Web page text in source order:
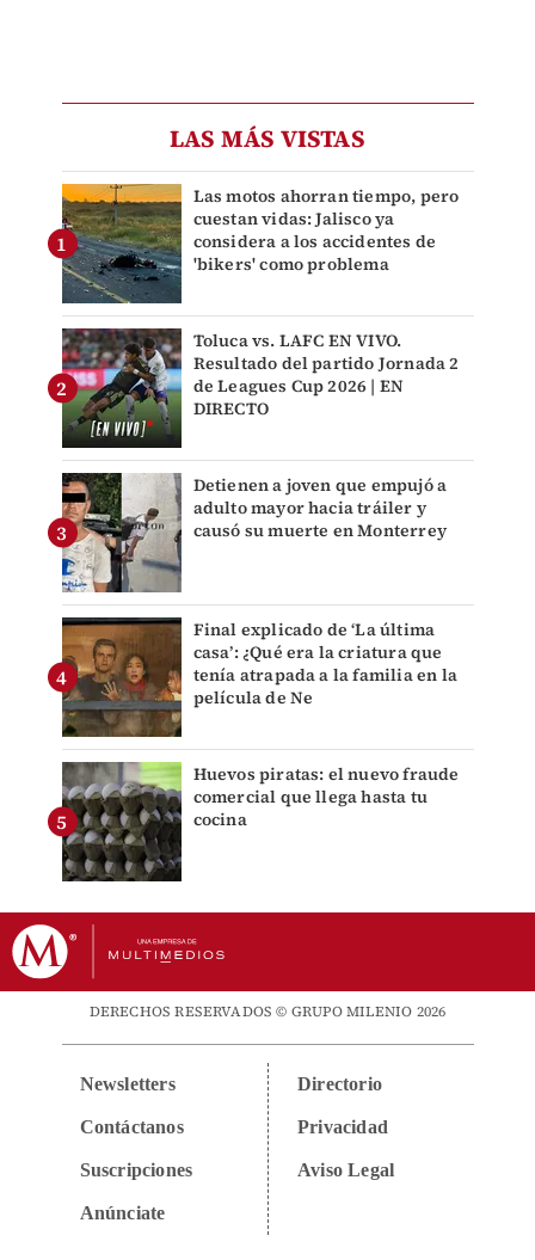
LAS MÁS VISTAS
Las motos ahorran tiempo, pero
cuestan vidas: Jalisco ya
considera a los accidentes de
'bikers' como problema
Toluca vs. LAFC EN VIVO.
Resultado del partido Jornada 2
de Leagues Cup 2026 | EN
DIRECTO
Detienen a joven que empujó a
adulto mayor hacia tráiler y
causó su muerte en Monterrey
Final explicado de ‘La última
casa’: ¿Qué era la criatura que
tenía atrapada a la familia en la
película de Ne
Huevos piratas: el nuevo fraude
comercial que llega hasta tu
cocina
DERECHOS RESERVADOS © GRUPO MILENIO 2026
Newsletters
Contáctanos
Suscripciones
Anúnciate
Directorio
Privacidad
Aviso Legal